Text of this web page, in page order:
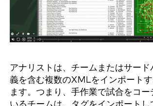
アナリストは、チームまたはサード
義を含む複数のXMLをインポート
ます。つまり、手作業で試合をコー